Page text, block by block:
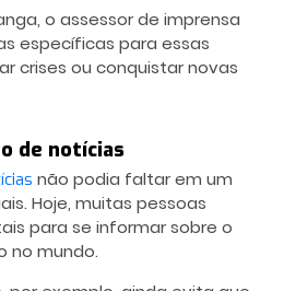
o assessor de imprensa
específicas para essas
crises ou conquistar novas
de notícias
não podia faltar em um
Hoje, muitas pessoas
para se informar sobre o
no mundo.